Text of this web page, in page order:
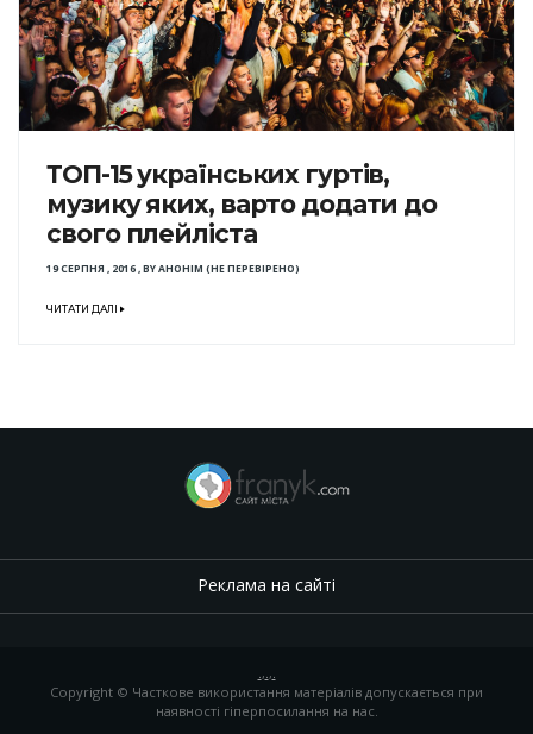
ТОП-15 українських гуртів,
музику яких, варто додати до
свого плейліста
19 СЕРПНЯ , 2016,BYАНОНІМ (НЕ ПЕРЕВІРЕНО)
ЧИТАТИ ДАЛІ
Реклама на сайті
, ,
Copyright © Часткове використання матеріалів допускається при
наявності гіперпосилання на нас.